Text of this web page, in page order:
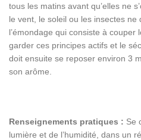
tous les matins avant qu’elles ne
le vent, le soleil ou les insectes ne
l’émondage qui consiste à couper
garder ces principes actifs et le
doit ensuite se reposer environ 3
son arôme.
Renseignements pratiques : Se
lumière et de l’humidité, dans un